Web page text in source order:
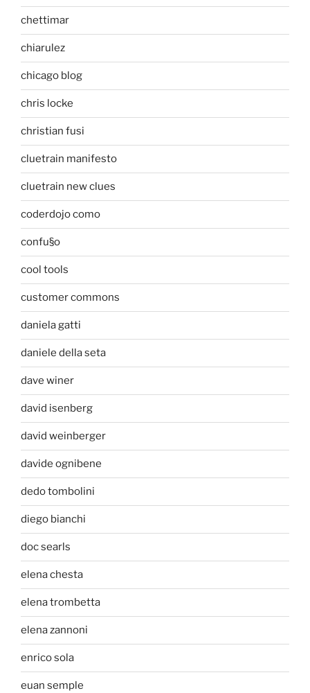
chettimar
chiarulez
chicago blog
chris locke
christian fusi
cluetrain manifesto
cluetrain new clues
coderdojo como
confu§o
cool tools
customer commons
daniela gatti
daniele della seta
dave winer
david isenberg
david weinberger
davide ognibene
dedo tombolini
diego bianchi
doc searls
elena chesta
elena trombetta
elena zannoni
enrico sola
euan semple